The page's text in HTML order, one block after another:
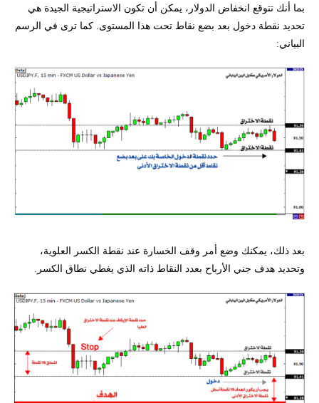
بما أنك تتوقع انخفاض الدولار، يمكن أن تكون الاستراتيجية الجيدة هي
تحديد نقطة دخول بعد بضع نقاط تحت هذا المستوى. كما ترى في الرسم
البياني:
بعد ذلك، يمكنك وضع أمر وقف الخسارة عند نقطة الكسر العلوية،
وتحديد هدف جني الأرباح بعدد النقاط ذاته الذي يغطي نطاق الكسر.